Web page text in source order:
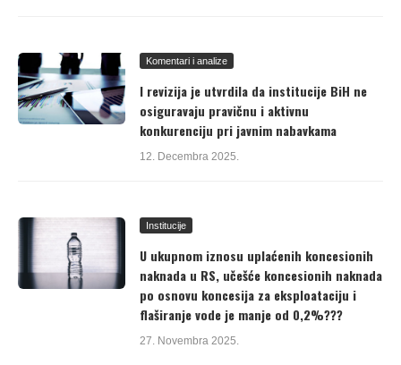
Komentari i analize
I revizija je utvrdila da institucije BiH ne
osiguravaju pravičnu i aktivnu
konkurenciju pri javnim nabavkama
12. Decembra 2025.
Institucije
U ukupnom iznosu uplaćenih koncesionih
naknada u RS, učešće koncesionih naknada
po osnovu koncesija za eksploataciju i
flaširanje vode je manje od 0,2%???
27. Novembra 2025.